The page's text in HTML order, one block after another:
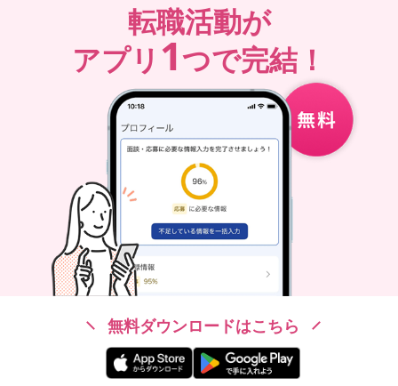
転職活動が
アプリ 1つで完結！
無料ダウンロードはこちら